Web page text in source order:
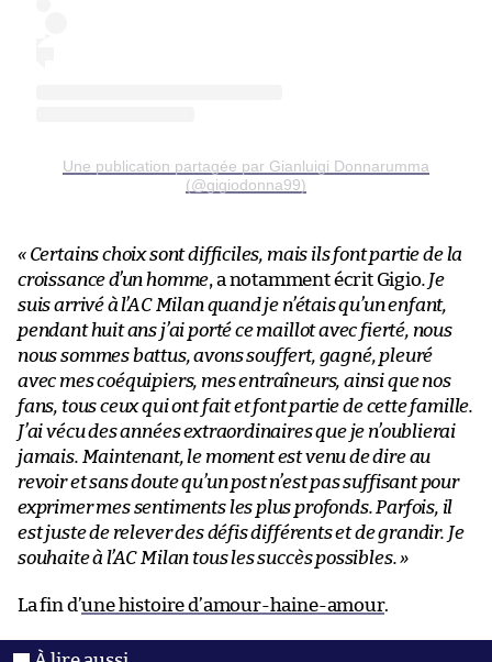
Une publication partagée par Gianluigi Donnarumma
(@gigiodonna99)
« Certains choix sont difficiles, mais ils font partie de la
croissance d’un homme, a notamment écrit Gigio. Je
suis arrivé à l’AC Milan quand je n’étais qu’un enfant,
pendant huit ans j’ai porté ce maillot avec fierté, nous
nous sommes battus, avons souffert, gagné, pleuré
avec mes coéquipiers, mes entraîneurs, ainsi que nos
fans, tous ceux qui ont fait et font partie de cette famille.
J’ai vécu des années extraordinaires que je n’oublierai
jamais. Maintenant, le moment est venu de dire au
revoir et sans doute qu’un post n’est pas suffisant pour
exprimer mes sentiments les plus profonds. Parfois, il
est juste de relever des défis différents et de grandir. Je
souhaite à l’AC Milan tous les succès possibles. »
La fin d’une histoire d’amour-haine-amour.